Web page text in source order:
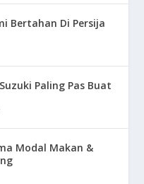
Bertahan Di Persija
Paling Pas Buat
Modal Makan &